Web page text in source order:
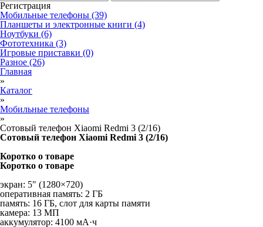
Регистрация
Мобильные телефоны (39)
Планшеты и электронные книги (4)
Ноутбуки (6)
Фототехника (3)
Игровые приставки (0)
Разное (26)
Главная
»
Каталог
»
Мобильные телефоны
»
Сотовый телефон Xiaomi Redmi 3 (2/16)
Сотовый телефон Xiaomi Redmi 3 (2/16)
Коротко о товаре
Коротко о товаре
экран: 5" (1280×720)
оперативная память: 2 ГБ
память: 16 ГБ, слот для карты памяти
камера: 13 МП
аккумулятор: 4100 мА·ч